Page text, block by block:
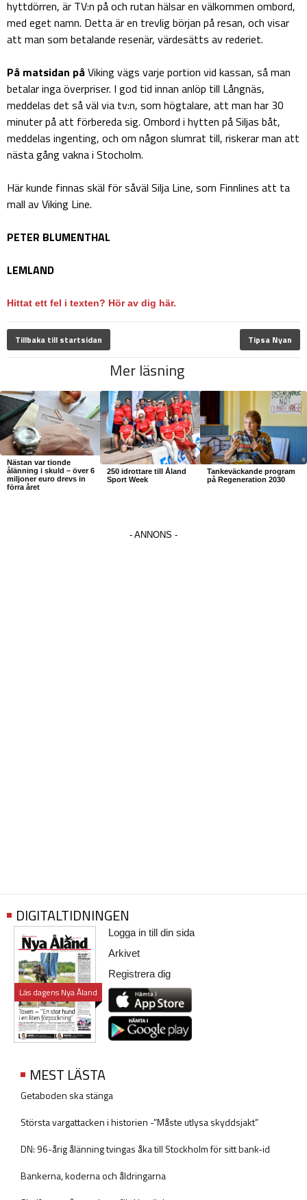
hyttdörren, är TV:n på och rutan hälsar en välkommen ombord,
med eget namn. Detta är en trevlig början på resan, och visar
att man som betalande resenär, värdesätts av rederiet.
På matsidan påViking vägs varje portion vid kassan, så man
betalar inga överpriser. I god tid innan anlöp till Långnäs,
meddelas det så väl via tv:n, som högtalare, att man har 30
minuter på att förbereda sig. Ombord i hytten på Siljas båt,
meddelas ingenting, och om någon slumrat till, riskerar man att
nästa gång vakna i Stocholm.
Här kunde finnas skäl för såväl Silja Line, som Finnlines att ta
mall av Viking Line.
PETER BLUMENTHAL
LEMLAND
Hittat ett fel i texten? Hör av dig här.
Tillbaka till startsidan Tipsa Nyan
Mer läsning
Nästan var tionde
ålänning i skuld – över 6
miljoner euro drevs in
förra året
250 idrottare till Åland
Sport Week
Tankeväckande program
på Regeneration 2030
DIGITALTIDNINGEN
Läs dagens Nya Åland
Logga in till din sida
Arkivet
Registrera dig
MEST LÄSTA
Getaboden ska stänga
Största vargattacken i historien -”Måste utlysa skyddsjakt”
DN: 96-årig ålänning tvingas åka till Stockholm för sitt bank-id
Bankerna, koderna och åldringarna